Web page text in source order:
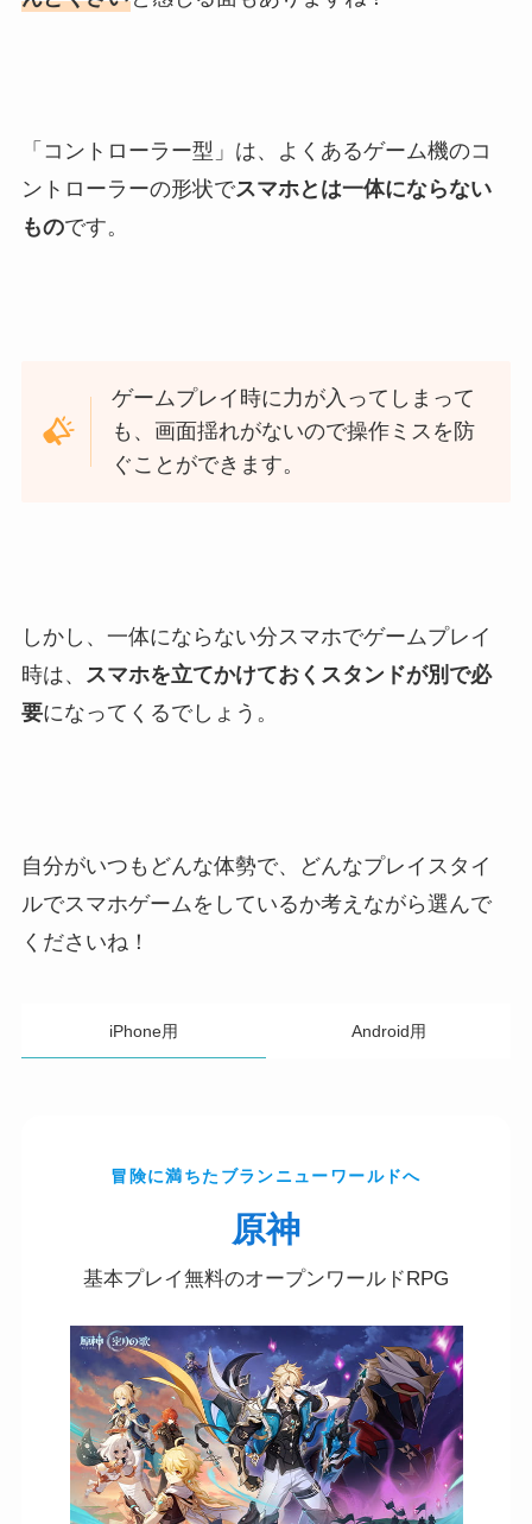
「コントローラー型」は、よくあるゲーム機のコ
ントローラーの形状でスマホとは一体にならない
ものです。
ゲームプレイ時に力が入ってしまって
も、画面揺れがないので操作ミスを防
ぐことができます。
しかし、一体にならない分スマホでゲームプレイ
時は、 スマホを立てかけておくスタンドが別で必
要になってくるでしょう。
自分がいつもどんな体勢で、どんなプレイスタイ
ルでスマホゲームをしているか考えながら選んで
くださいね！
iPhone用 Android用
冒険に満ちたブランニューワールドへ
原神
基本プレイ無料のオープンワールドRPG